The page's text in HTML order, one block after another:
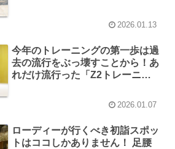
2026.01.13
今年のトレーニングの第一歩は過
去の流行をぶっ壊すことから！あ
れだけ流行った「Z2トレーニン
2026.01.07
ローディーが行くべき初詣スポッ
トはココしかありません！ 足腰